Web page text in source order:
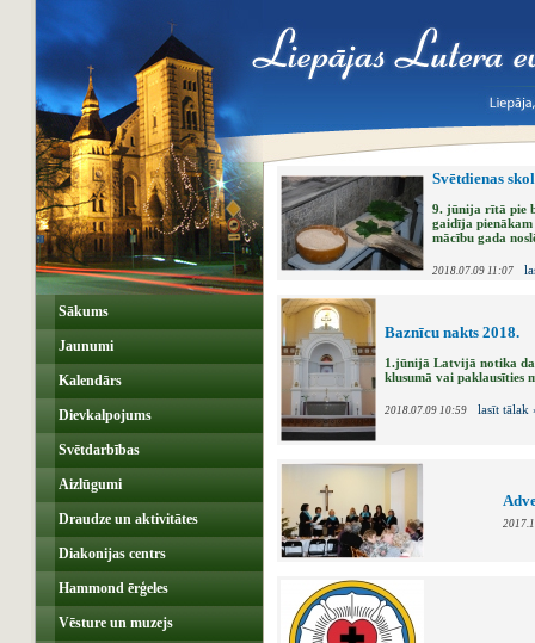
Sākums
Jaunumi
Kalendārs
Dievkalpojums
Svētdarbības
Aizlūgumi
Draudze un aktivitātes
Diakonijas centrs
Hammond ērģeles
Vēsture un muzejs
Svētdienas
9. jūnija rītā pie
gaidīja pienākam
mācību gada
2018.07.09 11:07
Baznīcu nakts 2018.
1.jūnijā Latvijā notika
klusumā vai paklausīties
2018.07.09 10:59 lasīt tālak